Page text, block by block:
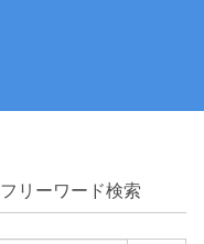
フリーワード検索